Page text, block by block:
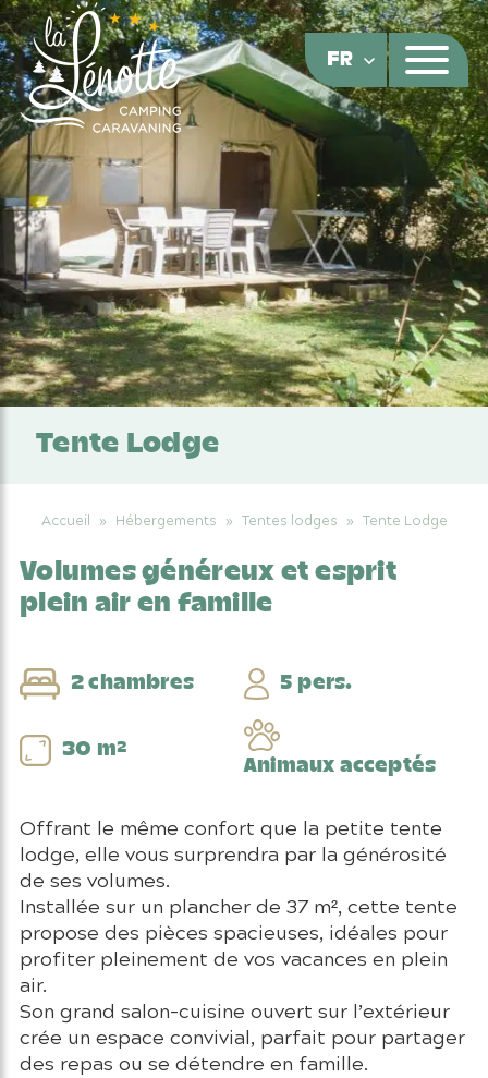
FR
Tente Lodge
Accueil » Hébergements » Tentes lodges » Tente Lodge
Volumes généreux et esprit
plein air en famille
2 chambres 5 pers.
30 m²
Animaux acceptés
Offrant le même confort que la petite tente
lodge, elle vous surprendra par la générosité
de ses volumes.
Installée sur un plancher de 37 m², cette tente
propose des pièces spacieuses, idéales pour
profiter pleinement de vos vacances en plein
air.
Son grand salon-cuisine ouvert sur l’extérieur
crée un espace convivial, parfait pour partager
des repas ou se détendre en famille.
Panneau de gestion des cookies